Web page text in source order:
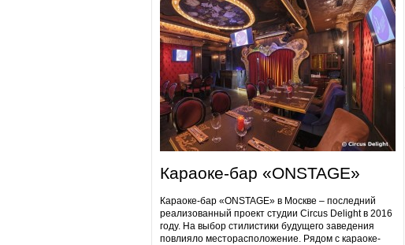
Караоке-бар «ONSTAGE»
Караоке-бар «ONSTAGE» в Москве – последний
реализованный проект студии Circus Delight в 2016
году. На выбор стилистики будущего заведения
повлияло месторасположение. Рядом с караоке-